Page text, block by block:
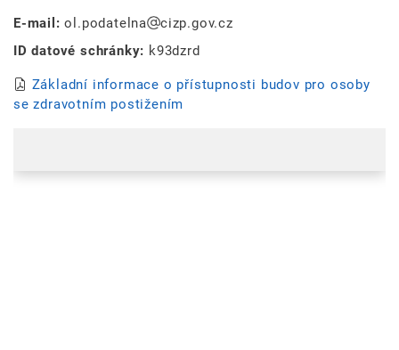
E-mail:ol.podatelna
cizp.gov.cz
ID datové schránky: k93dzrd
Základní informace o přístupnosti budov pro osoby
se zdravotním postižením